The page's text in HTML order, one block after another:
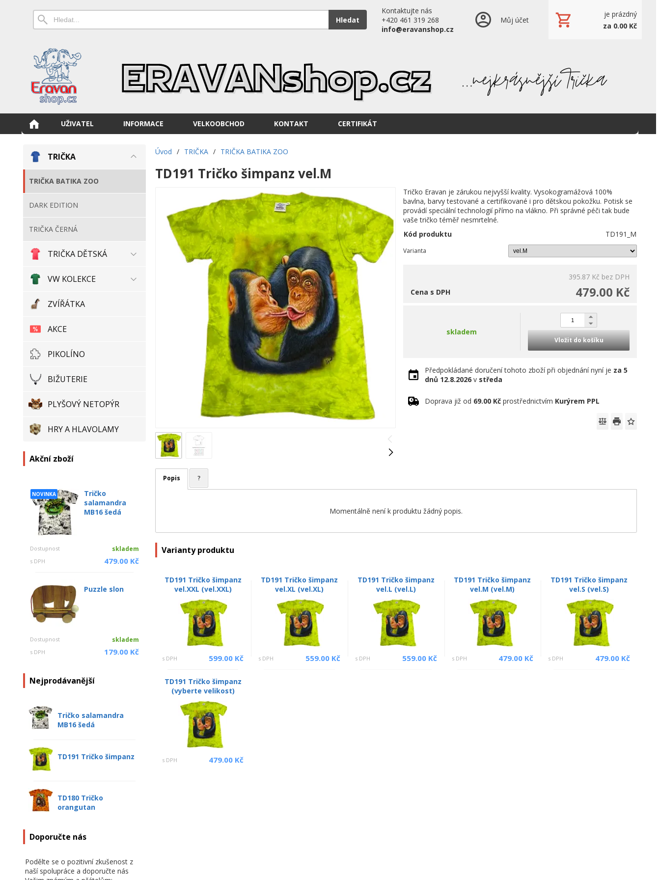
Hledat
Kontaktujte nás
+420 461 319 268
info@eravanshop.cz
Můj účet
je prázdný
za 0.00 Kč
UŽIVATEL INFORMACE VELKOOBCHOD KONTAKT CERTIFIKÁT
TRIČKA
TRIČKA BATIKA ZOO
DARK EDITION
TRIČKA ČERNÁ
TRIČKA DĚTSKÁ
VW KOLEKCE
ZVÍŘÁTKA
AKCE
PIKOLÍNO
BIŽUTERIE
PLYŠOVÝ NETOPÝR
HRY A HLAVOLAMY
Akční zboží
NOVINKA
Tričko
salamandra
MB16 šedá
Dostupnost skladem
s DPH 479.00 Kč
Puzzle slon
Dostupnost skladem
s DPH 179.00 Kč
Nejprodávanější
Tričko salamandra
MB16 šedá
TD191 Tričko šimpanz
TD180 Tričko
orangutan
Doporučte nás
Podělte se o pozitivní zkušenost z
naší spolupráce a doporučte nás
Úvod / TRIČKA / TRIČKA BATIKA ZOO
TD191 Tričko šimpanz vel.M
Tričko Eravan je zárukou nejvyšší kvality. Vysokogramážová 100%
bavlna, barvy testované a certifikované i pro dětskou pokožku. Potisk se
provádí speciální technologií přímo na vlákno. Při správné péči tak bude
vaše tričko téměř nesmrtelné.
Kód produktu
TD191_M
Varianta
395.87 Kč bez DPH
479.00 Kč
Cena s DPH
skladem
Vložit do košíku
Předpokládané doručení tohoto zboží při objednání nyní je za 5
dnů 12.8.2026 v středa
Doprava již od 69.00 Kč prostřednictvím Kurýrem PPL
Popis ?
Momentálně není k produktu žádný popis.
Varianty produktu
TD191 Tričko šimpanz
vel.XXL (vel.XXL)
s DPH 599.00 Kč
TD191 Tričko šimpanz
vel.XL (vel.XL)
s DPH 559.00 Kč
TD191 Tričko šimpanz
vel.L (vel.L)
s DPH 559.00 Kč
TD191 Tričko šimpanz
vel.M (vel.M)
s DPH 479.00 Kč
TD191 Tričko šimpanz
vel.S (vel.S)
s DPH 479.00 Kč
TD191 Tričko šimpanz
(vyberte velikost)
s DPH 479.00 Kč